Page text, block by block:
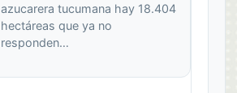
azucarera tucumana hay 18.404
hectáreas que ya no
responden…